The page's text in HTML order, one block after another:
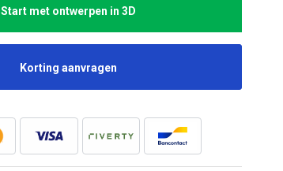
Start met ontwerpen in 3D
Korting aanvragen